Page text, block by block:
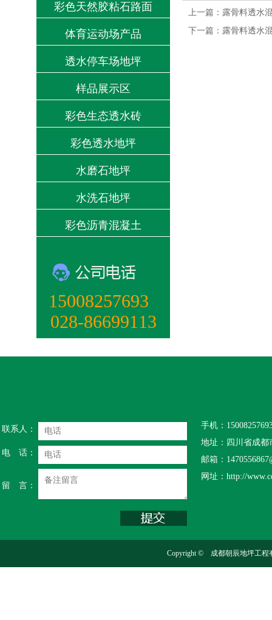
彩色天然胶粘石路面
体育运动场产品
透水停车场地坪
样品展示区
彩色生态透水砖
彩色透水地坪
水磨石地坪
水洗石地坪
彩色沥青混凝土
15008257693‬
028-86699113
上一篇： 露骨料透水
下一篇： 露骨料透水
联系人：
电 话：
留 言：
手机：
地址：四川省成都
邮箱：
网址：http://
Copyright © 成都朝辰地坪工程